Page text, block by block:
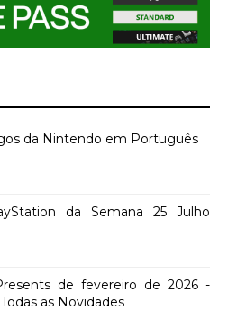
da Nintendo em Português
da Semana 25 Julho
de fevereiro de 2026 -
as Novidades